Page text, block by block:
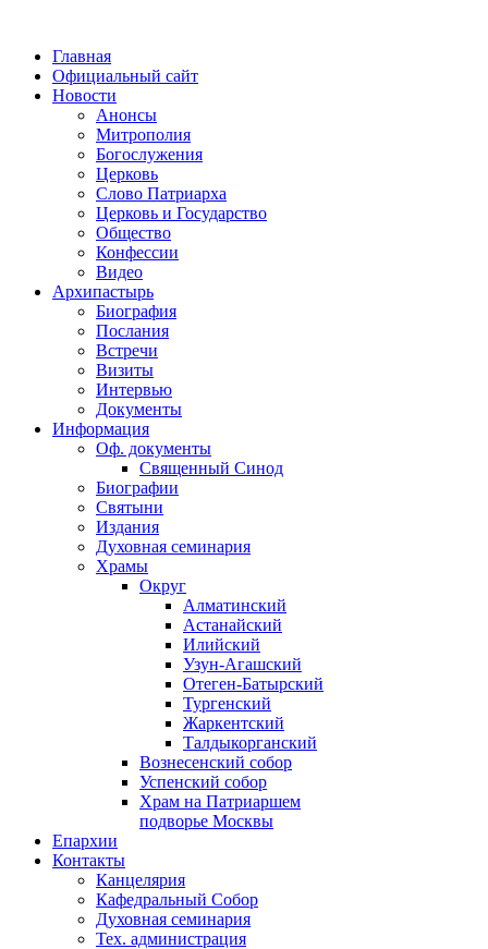
Главная
Официальный сайт
Новости
Анонсы
Митрополия
Богослужения
Церковь
Слово Патриарха
Церковь и Государство
Общество
Конфессии
Видео
Архипастырь
Биография
Послания
Встречи
Визиты
Интервью
Документы
Информация
Оф. документы
Священный Синод
Биографии
Святыни
Издания
Духовная семинария
Храмы
Округ
Алматинский
Астанайский
Илийский
Узун-Агашский
Отеген-Батырский
Тургенский
Жаркентский
Талдыкорганский
Вознесенский собор
Успенский собор
Храм на Патриаршем
подворье Москвы
Епархии
Контакты
Канцелярия
Кафедральный Собор
Духовная семинария
Тех. администрация